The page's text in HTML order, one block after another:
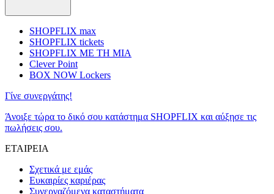
SHOPFLIX max
SHOPFLIX tickets
SHOPFLIX ΜΕ ΤΗ ΜΙΑ
Clever Point
BOX NOW Lockers
Γίνε συνεργάτης!
Άνοιξε τώρα το δικό σου κατάστημα SHOPFLIX και αύξησε τις
πωλήσεις σου.
ΕΤΑΙΡΕΙΑ
Σχετικά με εμάς
Ευκαιρίες καριέρας
Συνεργαζόμενα καταστήματα